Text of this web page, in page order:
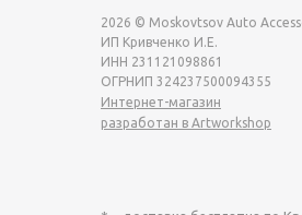
2026 © Moskovtsov Auto
ИП Кривченко И.Е.
ИНН 231121098861
ОГРНИП 324237500094355
Интернет-магазин
разработан в Artworkshop